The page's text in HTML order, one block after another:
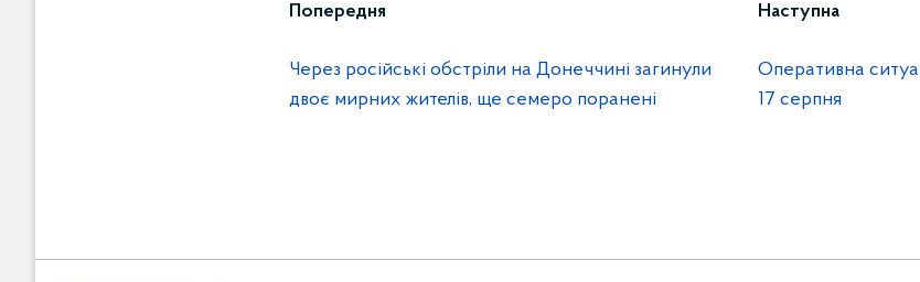
Попередня
Через російські обстріли на Донеччині загинули
двоє мирних жителів, ще семеро поранені
Наступна
Оперативна
17 серпня